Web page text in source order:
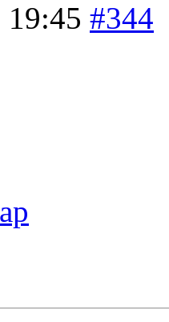
19:45 #344